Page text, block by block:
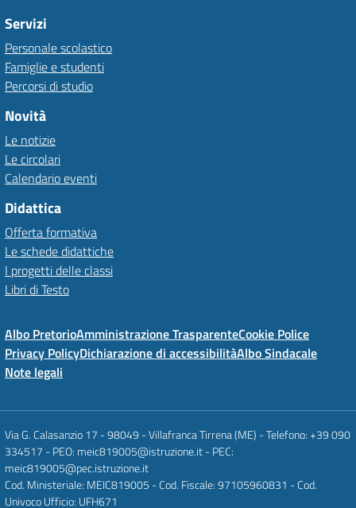
Servizi
Personale scolastico
Famiglie e studenti
Percorsi di studio
Novità
Le notizie
Le circolari
Calendario eventi
Didattica
Offerta formativa
Le schede didattiche
I progetti delle classi
Libri di Testo
Albo PretorioAmministrazione TrasparenteCookie Police
Privacy PolicyDichiarazione di accessibilitàAlbo Sindacale
Note legali
Via G. Calasanzio 17 - 98049 - Villafranca Tirrena (ME) - Telefono: +39 090
334517 - PEO: meic819005@istruzione.it - PEC:
meic819005@pec.istruzione.it
Cod. Ministeriale: MEIC819005 - Cod. Fiscale: 97105960831 - Cod.
Univoco Ufficio: UFH671